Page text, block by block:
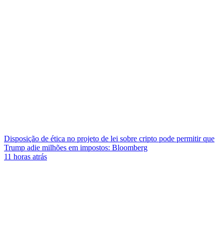
Disposição de ética no projeto de lei sobre cripto pode permitir que
Trump adie milhões em impostos: Bloomberg
11 horas atrás